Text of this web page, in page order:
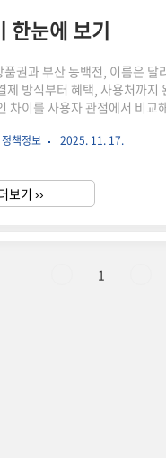
한눈에 보기
품권과 부산 동백전, 이름은
제 방식부터 혜택, 사용처까
차이를 사용자 관점에서 비교
: 발급 방식, 결제 수단, 환급
실물 카드가 있어야 하더군요.
서 큰 차이가 느껴졌습니다.
책정보 2025. 11. 17.
보기 ››
1